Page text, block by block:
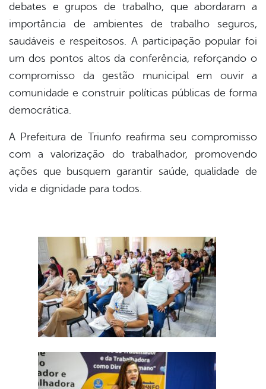
debates e grupos de trabalho, que abordaram a
importância de ambientes de trabalho seguros,
saudáveis e respeitosos. A participação popular foi
um dos pontos altos da conferência, reforçando o
compromisso da gestão municipal em ouvir a
comunidade e construir políticas públicas de forma
democrática.
A Prefeitura de Triunfo reafirma seu compromisso
com a valorização do trabalhador, promovendo
ações que busquem garantir saúde, qualidade de
vida e dignidade para todos.